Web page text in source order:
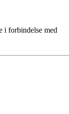
i forbindelse med